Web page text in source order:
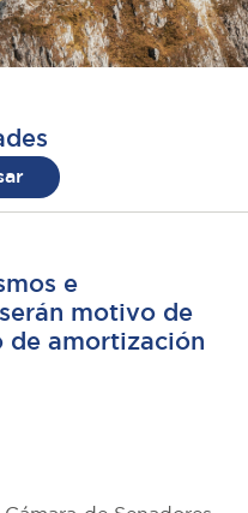
e
motivo de
de amortización